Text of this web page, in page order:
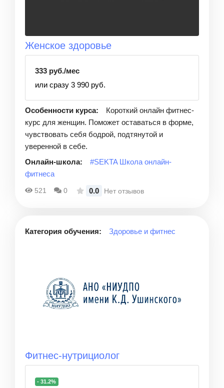
Женское здоровье
333 руб./мес
или сразу 3 990 руб.
Особенности курса:
Короткий онлайн фитнес-
курс для женщин. Поможет оставаться в форме,
чувствовать себя бодрой, подтянутой и
уверенной в себе.
Онлайн-школа:
#SEKTA Школа онлайн-
фитнеса
521 0 0.0 Нет отзывов
Категория обучения: Здоровье и фитнес
Фитнес-нутрициолог
- 31.2%